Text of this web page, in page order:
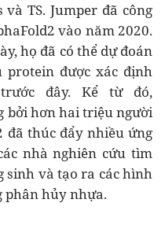
và TS. Jumper đã công
vào năm 2020.
họ đã có thể dự đoán
protein được xác định
đây. Kể từ đó,
bởi hơn hai triệu người
đã thúc đẩy nhiều ứng
nhà nghiên cứu tìm
sinh và tạo ra các hình
phân hủy nhựa.